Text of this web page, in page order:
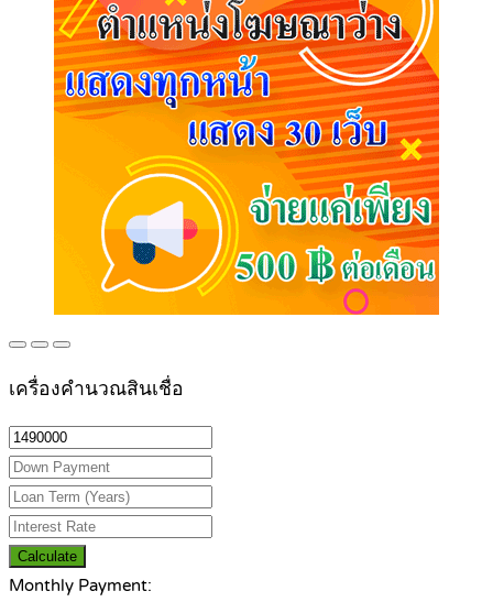
เครื่องคำนวณสินเชื่อ
Calculate
Monthly Payment: